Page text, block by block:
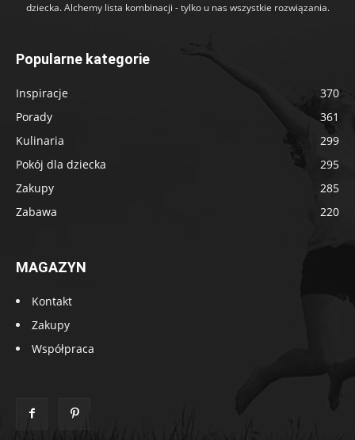
dziecka. Alchemy lista kombinacji - tylko u nas wszystkie rozwiązania.
Popularne kategorie
Inspiracje
370
Porady
361
Kulinaria
299
Pokój dla dziecka
295
Zakupy
285
Zabawa
220
MAGAZYN
Kontakt
Zakupy
Współpraca